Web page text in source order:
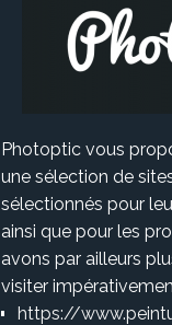
Photoptic vous
une sélection de
sélectionnés pour
ainsi que pour les
avons par ailleurs
visiter
https://